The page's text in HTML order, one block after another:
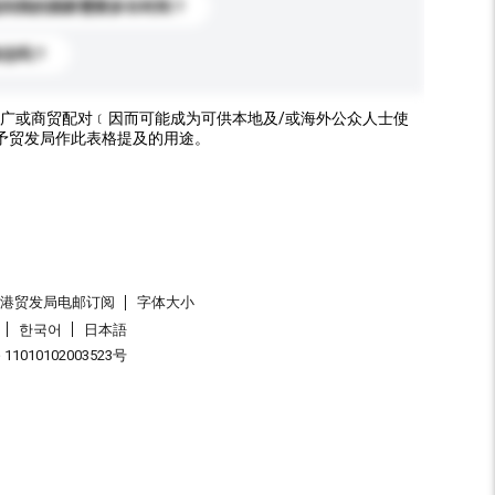
我的国家需要多长时间？
吗？
或商贸配对﹝因而可能成为可供本地及/或海外公众人士使
发局作此表格提及的用途。
贸发局电邮订阅
字体大小
한국어
日本語
号